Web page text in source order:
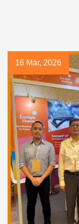
16 Mar, 2026